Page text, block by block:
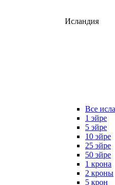
Исландия
Все
1 эйре
5 эйре
10 эйре
25 эйре
50 эйре
1 крона
2 кроны
5 крон